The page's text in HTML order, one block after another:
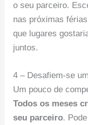
o seu parceiro.
nas próximas
que lugares
juntos.
4 – Desafiem-se
Um pouco de
Todos os meses
seu parceiro.